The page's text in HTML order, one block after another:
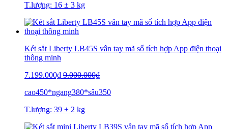
T.lượng: 16 ± 3 kg
Két sắt Liberty LB45S vân tay mã số tích hợp App điện thoại
thông minh
7.199.000₫ 9.000.000₫
cao450*ngang380*sâu350
T.lượng: 39 ± 2 kg